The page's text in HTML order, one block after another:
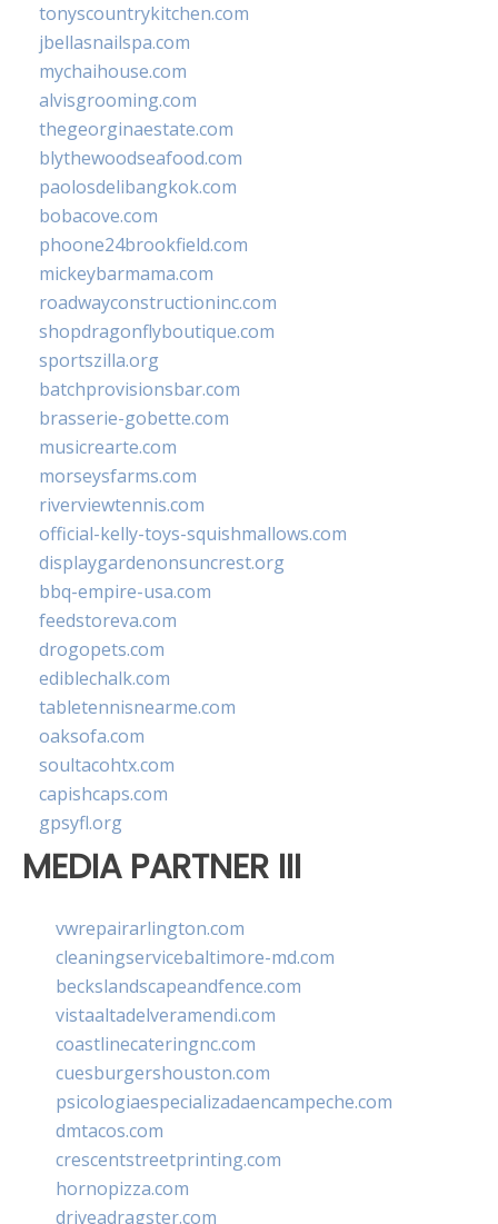
tonyscountrykitchen.com
jbellasnailspa.com
mychaihouse.com
alvisgrooming.com
thegeorginaestate.com
blythewoodseafood.com
paolosdelibangkok.com
bobacove.com
phoone24brookfield.com
mickeybarmama.com
roadwayconstructioninc.com
shopdragonflyboutique.com
sportszilla.org
batchprovisionsbar.com
brasserie-gobette.com
musicrearte.com
morseysfarms.com
riverviewtennis.com
official-kelly-toys-squishmallows.com
displaygardenonsuncrest.org
bbq-empire-usa.com
feedstoreva.com
drogopets.com
ediblechalk.com
tabletennisnearme.com
oaksofa.com
soultacohtx.com
capishcaps.com
gpsyfl.org
MEDIA PARTNER III
vwrepairarlington.com
cleaningservicebaltimore-md.com
beckslandscapeandfence.com
vistaaltadelveramendi.com
coastlinecateringnc.com
cuesburgershouston.com
psicologiaespecializadaencampeche.com
dmtacos.com
crescentstreetprinting.com
hornopizza.com
driveadragster.com